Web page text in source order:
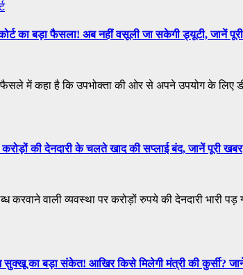
का बड़ा फैसला! अब नहीं वसूली जा सकेगी ड्यूटी, जानें
फैसले में कहा है कि उपभोक्ता की ओर से अपने उपयोग के लिए
की देनदारी के चलते खाद की सप्लाई बंद, जानें पूरी खबर
करवाने वाली व्यवस्था पर करोड़ों रुपये की देनदारी भारी
सुक्खू का बड़ा संकेत! आखिर किसे मिलेगी मंत्री की कुर्सी?